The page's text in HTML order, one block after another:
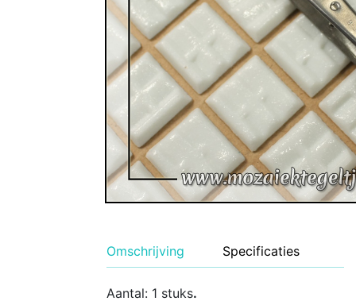
Buiten tegels Cesi
Omschrijving Specificaties
Aantal: 1 stuks.